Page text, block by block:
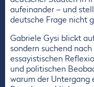
aufeinander – und
deutsche Frage nicht
Gabriele Gysi blickt
sondern suchend
essayistischen
und politischen
warum der Untergang